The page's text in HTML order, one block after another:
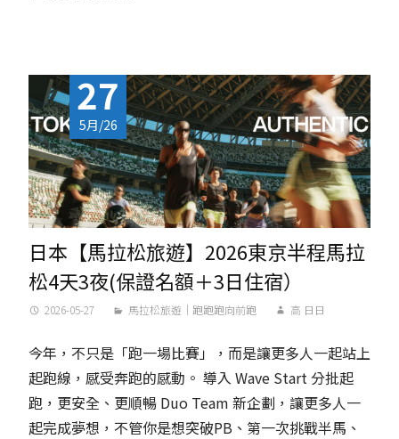
27
5月/26
日本【馬拉松旅遊】2026東京半程馬拉
松4天3夜(保證名額＋3日住宿）
2026-05-27 馬拉松旅遊｜跑跑跑向前跑 高 日日
今年，不只是「跑一場比賽」，而是讓更多人一起站上
起跑線，感受奔跑的感動。 導入 Wave Start 分批起
跑，更安全、更順暢 Duo Team 新企劃，讓更多人一
起完成夢想，不管你是想突破PB、第一次挑戰半馬、